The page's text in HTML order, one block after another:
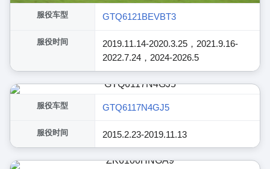
服役车型 GTQ6121BEVBT3
服役时间
2019.11.14-2020.3.25，2021.9.16-
2022.7.24，2024-2026.5
服役车型 GTQ6117N4GJ5
服役时间 2015.2.23-2019.11.13